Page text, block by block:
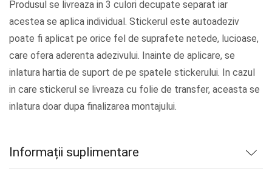
Produsul se livreaza in 3 culori decupate separat iar
acestea se aplica individual. Stickerul este autoadeziv
poate fi aplicat pe orice fel de suprafete netede, lucioase,
care ofera aderenta adezivului. Inainte de aplicare, se
inlatura hartia de suport de pe spatele stickerului. In cazul
in care stickerul se livreaza cu folie de transfer, aceasta se
inlatura doar dupa finalizarea montajului.
Informații suplimentare